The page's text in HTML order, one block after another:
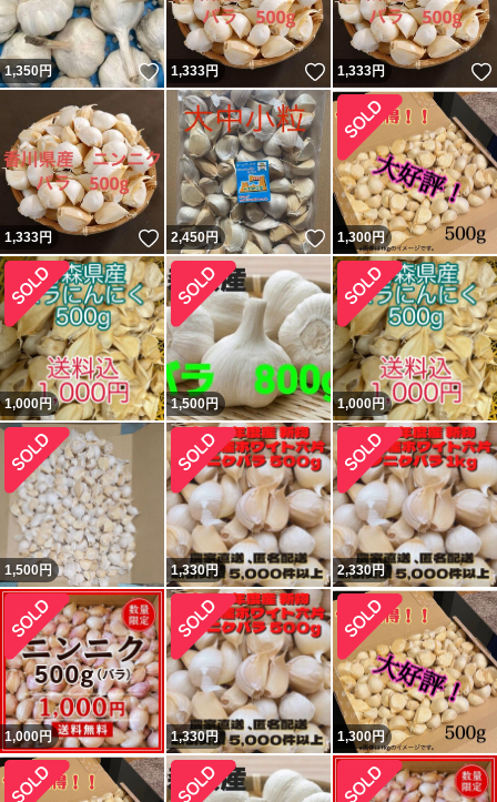
1,350円 いいね！
1,333円 いいね！
1,333円
1,333円 いいね！
2,450円 いいね！
1,300円
1,000円 1,500円 1,000円
1,500円 1,330円 2,330円
1,000円 1,330円 1,300円